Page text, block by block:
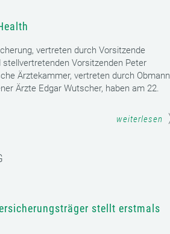
vertreten durch Vorsitzende
Vorsitzenden Peter
Ärztekammer, vertreten durch Obmann
Ärzte Edgar Wutscher, haben am 22.
weiterlesen
stellt erstmals